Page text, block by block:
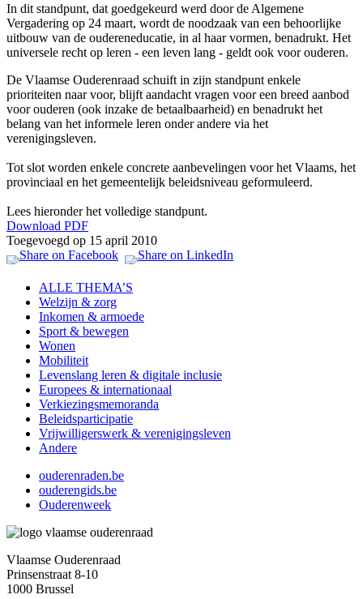
verdere
ontwikkeling
en
de
financiering
van
de
oudereneducatie
In dit standpunt, dat goedgekeurd werd door de Algemene
Vergadering op 24 maart, wordt de noodzaak van een behoorlijke
uitbouw van de oudereneducatie, in al haar vormen, benadrukt. Het
universele recht op leren - een leven lang - geldt ook voor ouderen.
De Vlaamse Ouderenraad schuift in zijn standpunt enkele
prioriteiten naar voor, blijft aandacht vragen voor een breed aanbod
voor ouderen (ook inzake de betaalbaarheid) en benadrukt het
belang van het informele leren onder andere via het
verenigingsleven.
Tot slot worden enkele concrete aanbevelingen voor het Vlaams, het
provinciaal en het gemeentelijk beleidsniveau geformuleerd.
Lees hieronder het volledige standpunt.
Download PDF
Toegevoegd op 15 april 2010
ALLE THEMA’S
Welzijn & zorg
Inkomen & armoede
Sport & bewegen
Wonen
Mobiliteit
Levenslang leren & digitale inclusie
Europees & internationaal
Verkiezingsmemoranda
Beleidsparticipatie
Vrijwilligerswerk & verenigingsleven
Andere
ouderenraden.be
ouderengids.be
Ouderenweek
Vlaamse Ouderenraad
Prinsenstraat 8-10
1000 Brussel